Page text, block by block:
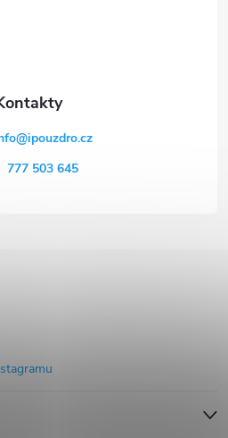
@ipouzdro.cz
777 503 645